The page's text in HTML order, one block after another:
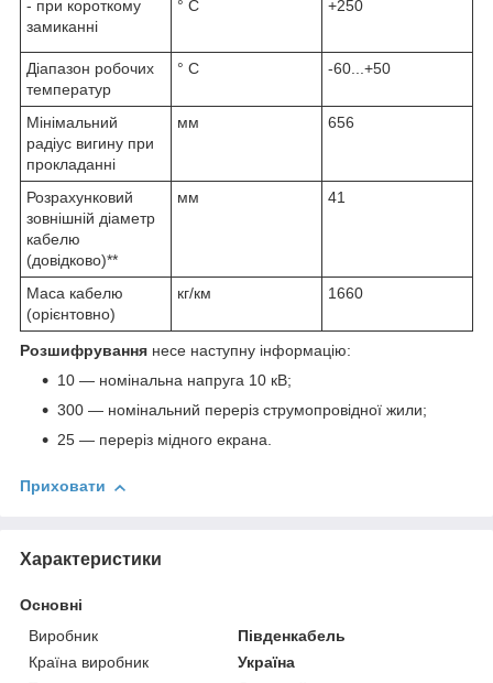
- при короткому
замиканні
° С +250
Діапазон робочих
температур
° С -60...+50
Мінімальний
радіус вигину при
прокладанні
мм 656
Розрахунковий
зовнішній діаметр
кабелю
(довідково)**
мм 41
Маса кабелю
(орієнтовно)
кг/км 1660
Розшифрування несе наступну інформацію:
10 — номінальна напруга 10 кВ;
300 — номінальний переріз струмопровідної жили;
25 — переріз мідного екрана.
Приховати
Характеристики
Основні
Виробник
Південкабель
Країна виробник
Україна